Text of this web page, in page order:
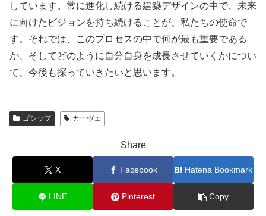
しています。常に進化し続ける建築デザインの中で、未来
に向けたビジョンを持ち続けることが、私たちの使命で
す。それでは、このプロセスの中で何が最も重要である
か、そしてどのように自分自身を成長させていくかについ
て、今後も探っていきたいと思います。
ゴシップ カーヴェ
Share
X Facebook Hatena Bookmark
LINE Pinterest Copy